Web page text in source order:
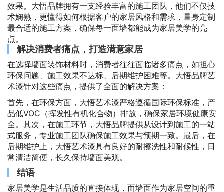
效果。大悟品牌拥有一支经验丰富的施工团队，他们不仅技
术娴熟，更懂得如何根据客户的家居风格和需求，量身定制
最合适的施工方案，确保每一面墙都能成为家居美学的亮
点。
解决消费者痛点，打造满意家居
在选择墙面装饰材料时，消费者往往面临诸多痛点，如担心
环保问题、施工效果不达标、后期维护困难等。大悟品牌艺
术漆针对这些痛点，提供了全面的解决方案：
首先，在环保方面，大悟艺术漆严格遵循国际环保标准，产
品低VOC（挥发性有机化合物）排放，确保家居环境健康安
全。其次，在施工环节，大悟品牌提供从设计到施工的一站
式服务，专业施工团队确保施工效果与预期一致。最后，在
后期维护上，大悟艺术漆具有良好的耐擦洗性和耐候性，日
常清洁简便，长久保持墙面美观。
结语
家居美学是生活品质的直接体现，而墙面作为家居空间的重